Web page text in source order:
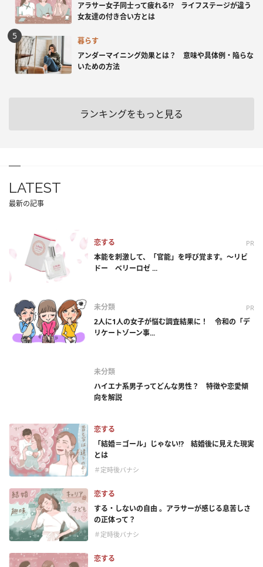
アラサー女子同士って疲れる⁉ ライフステージが違う
女友達の付き合い方とは
暮らす
アンダーマイニング効果とは？ 意味や具体例・陥らな
いための方法
ランキングをもっと見る
LATEST
最新の記事
恋する PR
本能を刺激して、「官能」を呼び覚ます。～リビ
ドー ベリーロゼ ...
未分類 PR
2人に1人の女子が悩む調査結果に！ 令和の「デ
リケートゾーン事...
未分類
ハイエナ系男子ってどんな男性？ 特徴や恋愛傾
向を解説
恋する
「結婚＝ゴール」じゃない⁉ 結婚後に見えた現実
とは
＃定時後バナシ
恋する
する・しないの自由 。アラサーが感じる息苦しさ
の正体って？
＃定時後バナシ
恋する